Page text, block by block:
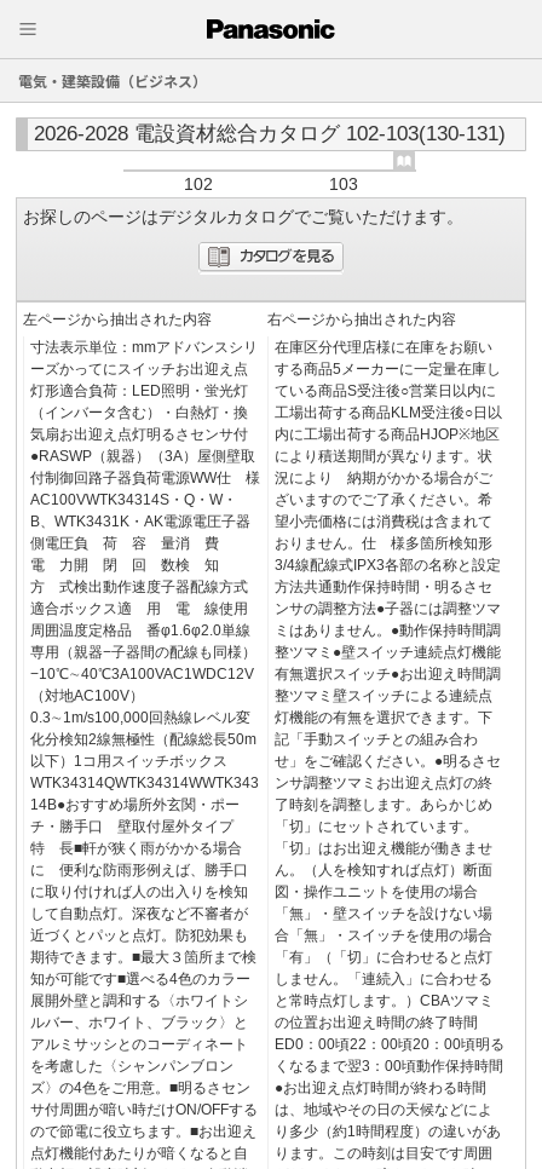
電気・建築設備（ビジネス）
2026-2028 電設資材総合カタログ 102-103(130-131)
102
103
お探しのページはデジタルカタログでご覧いただけます。
左ページから抽出された内容
寸法表示単位：mmアドバンスシリ
ーズかってにスイッチお出迎え点
灯形適合負荷：LED照明・蛍光灯
（インバータ含む）・白熱灯・換
気扇お出迎え点灯明るさセンサ付
●RASWP（親器）（3A）屋側壁取
付制御回路子器負荷電源WW仕 様
AC100VWTK34314S・Q・W・
B、WTK3431K・AK電源電圧子器
側電圧負 荷 容 量消 費
電 力開 閉 回 数検 知
方 式検出動作速度子器配線方式
適合ボックス適 用 電 線使用
周囲温度定格品 番φ1.6φ2.0単線
専用（親器−子器間の配線も同様）
−10℃∼40℃3A100VAC1WDC12V
（対地AC100V）
0.3∼1m/s100,000回熱線レベル変
化分検知2線無極性（配線総長50m
以下）1コ用スイッチボックス
WTK34314QWTK34314WWTK343
14B●おすすめ場所外玄関・ポー
チ・勝手口 壁取付屋外タイプ
特 長■軒が狭く雨がかかる場合
に 便利な防雨形例えば、勝手口
に取り付ければ人の出入りを検知
して自動点灯。深夜など不審者が
近づくとパッと点灯。防犯効果も
期待できます。■最大３箇所まで検
知が可能です■選べる4色のカラー
展開外壁と調和する〈ホワイトシ
ルバー、ホワイト、ブラック〉と
アルミサッシとのコーディネート
を考慮した〈シャンパンブロン
ズ〉の4色をご用意。■明るさセン
サ付周囲が暗い時だけON/OFFする
ので節電に役立ちます。■お出迎え
点灯機能付あたりが暗くなると自
右ページから抽出された内容
在庫区分代理店様に在庫をお願い
する商品5メーカーに一定量在庫し
ている商品S受注後○営業日以内に
工場出荷する商品KLM受注後○日以
内に工場出荷する商品HJOP※地区
により積送期間が異なります。状
況により 納期がかかる場合がご
ざいますのでご了承ください。希
望小売価格には消費税は含まれて
おりません。仕 様多箇所検知形
3/4線配線式IPX3各部の名称と設定
方法共通動作保持時間・明るさセ
ンサの調整方法●子器には調整ツマ
ミはありません。●動作保持時間調
整ツマミ●壁スイッチ連続点灯機能
有無選択スイッチ●お出迎え時間調
整ツマミ壁スイッチによる連続点
灯機能の有無を選択できます。下
記「手動スイッチとの組み合わ
せ」をご確認ください。●明るさセ
ンサ調整ツマミお出迎え点灯の終
了時刻を調整します。あらかじめ
「切」にセットされています。
「切」はお出迎え機能が働きませ
ん。（人を検知すれば点灯）断面
図・操作ユニットを使用の場合
「無」・壁スイッチを設けない場
合「無」・スイッチを使用の場合
「有」（「切」に合わせると点灯
しません。「連続入」に合わせる
と常時点灯します。）CBAツマミ
の位置お出迎え時間の終了時間
ED0：00頃22：00頃20：00頃明る
くなるまで翌3：00頃動作保持時間
●お出迎え点灯時間が終わる時間
は、地域やその日の天候などによ
り多少（約1時間程度）の違いがあ
ります。この時刻は目安です周囲